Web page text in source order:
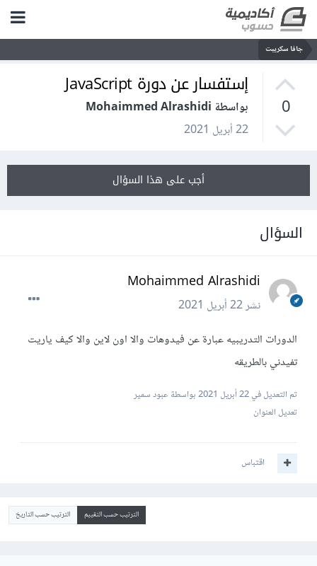
جافا سكريبت
0
إستفسار عن دورة JavaScript
بواسطة Mohaimmed Alrashidi
22 أبريل 2021
أجب على هذا السؤال
السؤال
Mohaimmed Alrashidi
نشر22 أبريل 2021
الدورات التدريبيه عبارة عن فيدوهات والا اون لاين والا كيف ياريت
تفيدني بالطريقه
تم التعديل في22 أبريل 2021
بواسطة عبود سمير
تعديل العنوان
اقتباس
الترتيب حسب التقييم الترتيب حسب التاريخ